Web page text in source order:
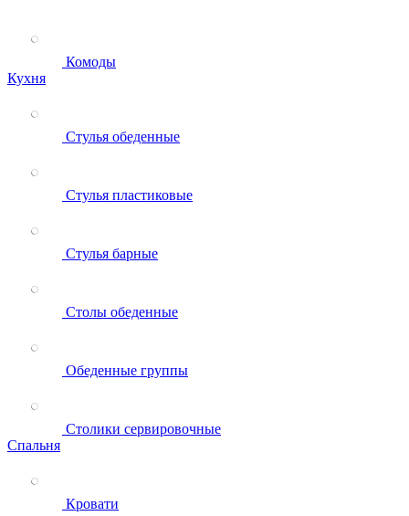
Комоды
Кухня
Стулья обеденные
Стулья пластиковые
Стулья барные
Столы обеденные
Обеденные группы
Столики сервировочные
Спальня
Кровати